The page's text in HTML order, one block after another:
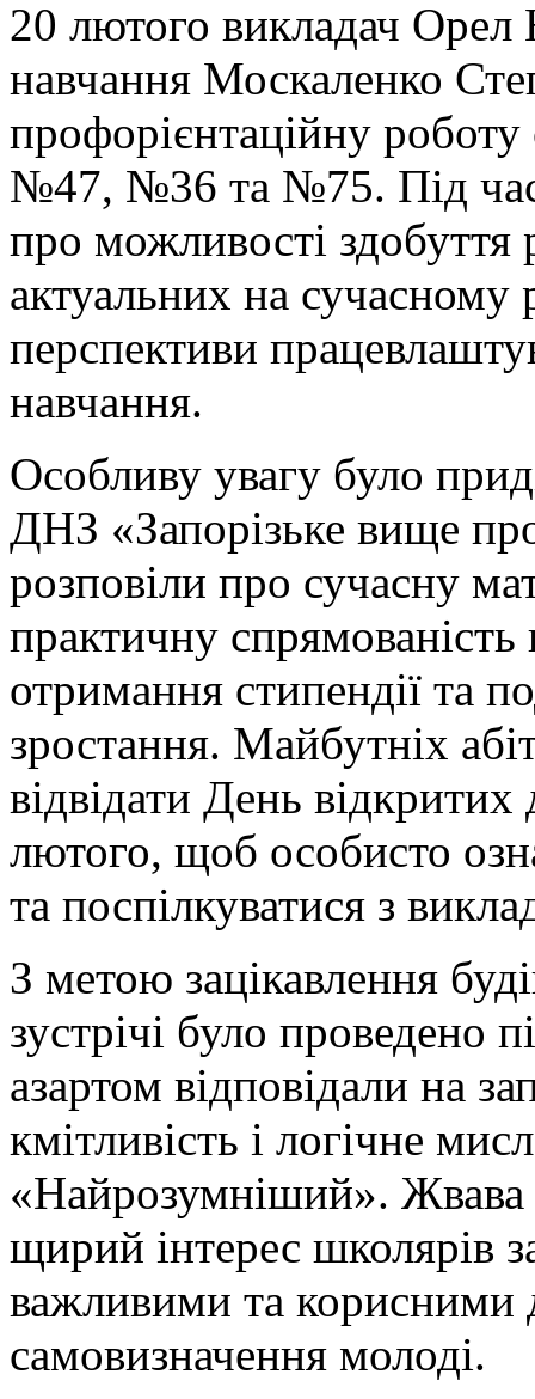
20 лютого викладач Орел
навчання Москаленко
профорієнтаційну роботу
№47, №36 та №75. Під час
про можливості здобуття
актуальних на
перспективи
навчання.
Особливу увагу було
ДНЗ «Запорізьке вище
розповіли про сучасну
практичну
отримання стипендії та
зростання. Майбутніх
відвідати День
лютого, щоб особисто
та поспілкуватися з
З метою зацікавлення
зустрічі було проведено
азартом відповідали на
кмітливість і логічне
«Найрозумніший». Жвава
щирий інтерес школярів
важливими та корисними
самовизначення молоді.